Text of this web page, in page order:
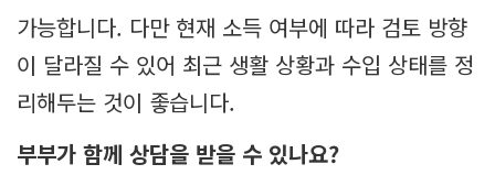
가능합니다. 다만 현재 소득 여부에 따라 검토 방향
이 달라질 수 있어 최근 생활 상황과 수입 상태를 정
리해두는 것이 좋습니다.
부부가 함께 상담을 받을 수 있나요?